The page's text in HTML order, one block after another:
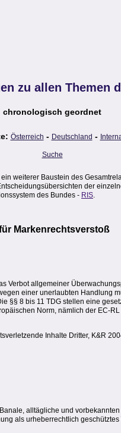
zu allen Themen
chronologisch geordnet
Österreich - Deutschland -
Suche
weiterer Baustein des
der
des Bundes - RIS.
Markenrechtsverstoß
allgemeiner
einer unerlaubten Handlung
8 bis 11 TDG stellen eine
Norm, nämlich der EC-
Inhalte Dritter, K&R
alltägliche und
als urheberrechtlich